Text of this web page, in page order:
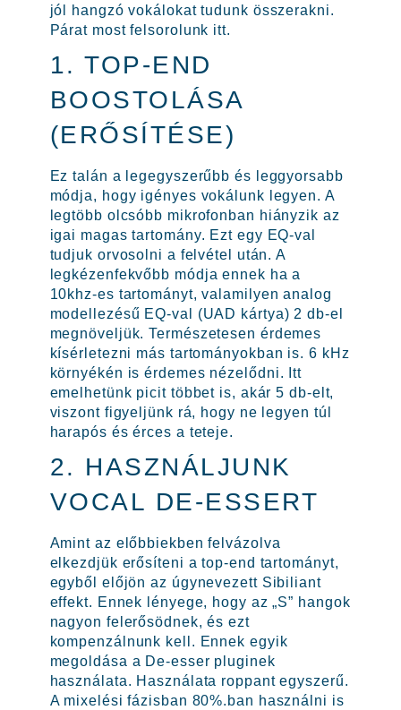
jól hangzó vokálokat tudunk összerakni.
Párat most felsorolunk itt.
1. TOP-END
BOOSTOLÁSA
(ERŐSÍTÉSE)
Ez talán a legegyszerűbb és leggyorsabb
módja, hogy igényes vokálunk legyen. A
legtöbb olcsóbb mikrofonban hiányzik az
igai magas tartomány. Ezt egy EQ-val
tudjuk orvosolni a felvétel után. A
legkézenfekvőbb módja ennek ha a
10khz-es tartományt, valamilyen analog
modellezésű EQ-val (UAD kártya) 2 db-el
megnöveljük. Természetesen érdemes
kísérletezni más tartományokban is. 6 kHz
környékén is érdemes nézelődni. Itt
emelhetünk picit többet is, akár 5 db-elt,
viszont figyeljünk rá, hogy ne legyen túl
harapós és érces a teteje.
2. HASZNÁLJUNK
VOCAL DE-ESSERT
Amint az előbbiekben felvázolva
elkezdjük erősíteni a top-end tartományt,
egyből előjön az úgynevezett Sibiliant
effekt. Ennek lényege, hogy az „S” hangok
nagyon felerősödnek, és ezt
kompenzálnunk kell. Ennek egyik
megoldása a De-esser pluginek
használata. Használata roppant egyszerű.
A mixelési fázisban 80%.ban használni is